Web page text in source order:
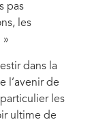
pas
les
»
dans la
l’avenir de
les
ultime de